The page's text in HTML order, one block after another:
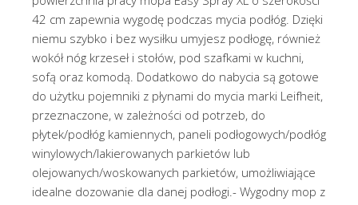
42 cm zapewnia wygodę podczas mycia podłóg. Dzięki
niemu szybko i bez wysiłku umyjesz podłogę, również
wokół nóg krzeseł i stołów, pod szafkami w kuchni,
sofą oraz komodą. Dodatkowo do nabycia są gotowe
do użytku pojemniki z płynami do mycia marki Leifheit,
przeznaczone, w zależności od potrzeb, do
płytek/podłóg kamiennych, paneli podłogowych/podłóg
winylowych/lakierowanych parkietów lub
olejowanych/woskowanych parkietów, umożliwiające
idealne dozowanie dla danej podłogi.- Wygodny mop z